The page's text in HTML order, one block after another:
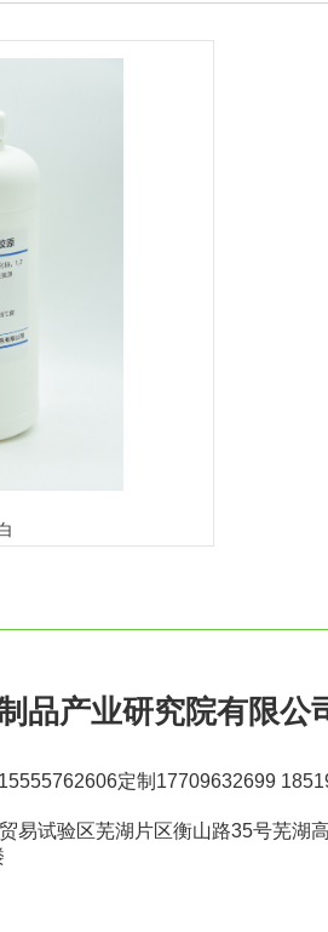
品产业研究院有限公
定制17709632699
易试验区芜湖片区衡山路35号芜湖